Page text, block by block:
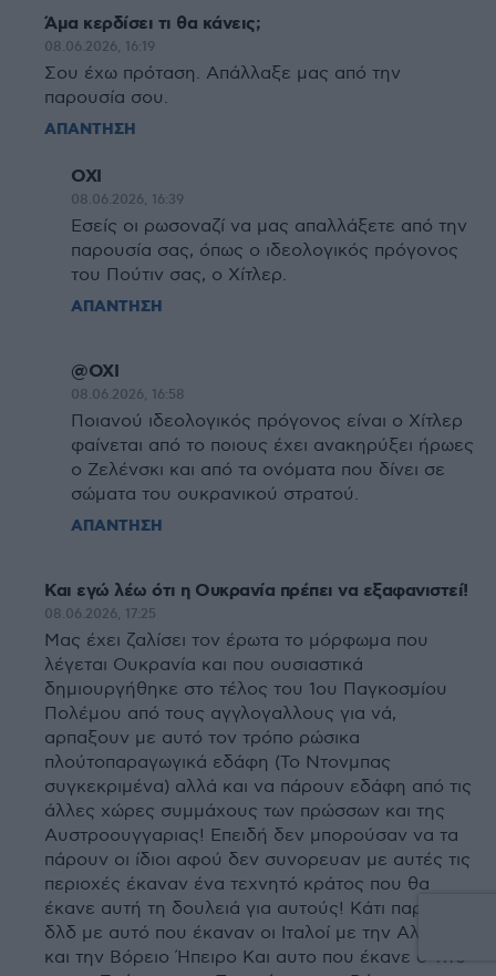
Άμα κερδίσει τι θα κάνεις;
08.06.2026, 16:19
Σου έχω πρόταση. Απάλλαξε μας από την
παρουσία σου.
ΑΠΑΝΤΗΣΗ
ΟΧΙ
08.06.2026, 16:39
Εσείς οι ρωσοναζί να μας απαλλάξετε από την
παρουσία σας, όπως ο ιδεολογικός πρόγονος
του Πούτιν σας, ο Χίτλερ.
ΑΠΑΝΤΗΣΗ
@ΟΧΙ
08.06.2026, 16:58
Ποιανού ιδεολογικός πρόγονος είναι ο Χίτλερ
φαίνεται από το ποιους έχει ανακηρύξει ήρωες
ο Ζελένσκι και από τα ονόματα που δίνει σε
σώματα του ουκρανικού στρατού.
ΑΠΑΝΤΗΣΗ
Και εγώ λέω ότι η Ουκρανία πρέπει να εξαφανιστεί!
08.06.2026, 17:25
Μας έχει ζαλίσει τον έρωτα το μόρφωμα που
λέγεται Ουκρανία και που ουσιαστικά
δημιουργήθηκε στο τέλος του 1ου Παγκοσμίου
Πολέμου από τους αγγλογαλλους για νά,
αρπαξουν με αυτό τον τρόπο ρώσικα
πλούτοπαραγωγικά εδάφη (Το Ντονμπας
συγκεκριμένα) αλλά και να πάρουν εδάφη από τις
άλλες χώρες συμμάχους των πρώσσων και της
Αυστροουγγαριας! Επειδή δεν μπορούσαν να τα
πάρουν οι ίδιοι αφού δεν συνορευαν με αυτές τις
περιοχές έκαναν ένα τεχνητό κράτος που θα
έκανε αυτή τη δουλειά για αυτούς! Κάτι παρόμοιο
δλδ με αυτό που έκαναν οι Ιταλοί με την Αλβανία
και την Βόρειο Ήπειρο Και αυτο που έκανε ο Τίτο